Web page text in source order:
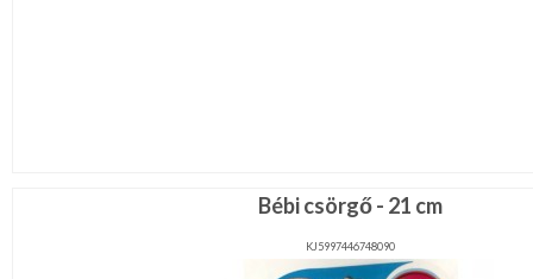
Bébi csörgő - 21 cm
KJ5997446748090